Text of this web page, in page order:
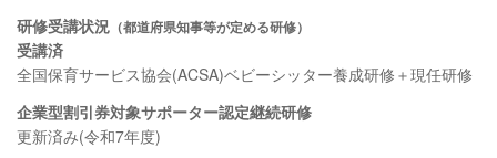
研修受講状況 （都道府県知事等が定める研修）
受講済
全国保育サービス協会(ACSA)ベビーシッター養成研修＋現任研修
企業型割引券対象サポーター認定継続研修
更新済み(令和7年度)